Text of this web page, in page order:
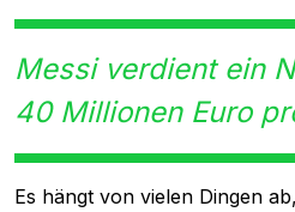
Messi verdient ein
40 Millionen Euro
Es hängt von vielen Dingen